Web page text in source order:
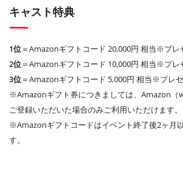
キャスト特典
1位＝Amazonギフトコード 20,000円 相当※プレ
2位＝Amazonギフトコード 10,000円 相当※プレ
3位＝Amazonギフトコード 5,000円 相当※プレ
※Amazonギフト券につきましては、Amazon（
ご登録いただいた場合のみご利用いただけます。
※Amazonギフトコードはイベント終了後2ヶ月
す。